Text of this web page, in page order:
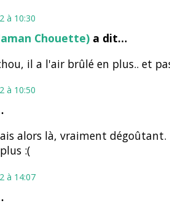
à 10:30
Chouette)a dit…
il a l'air brûlé en plus.. et
à 10:50
alors là, vraiment
:(
à 14:07